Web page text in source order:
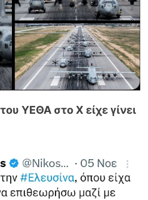
ΥΕΘΑ στο Χ είχε γίνει